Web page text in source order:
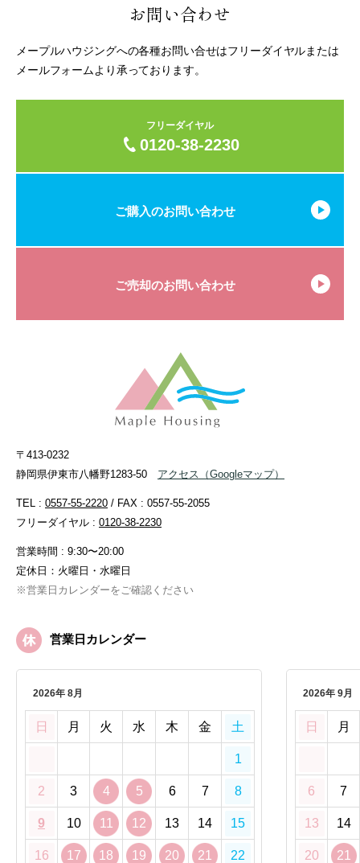
お問い合わせ
メープルハウジングへの各種お問い合せはフリーダイヤルまたは
メールフォームより承っております。
フリーダイヤル
0120-38-2230
ご購入のお問い合わせ
ご売却のお問い合わせ
〒413-0232
静岡県伊東市八幡野1283-50
アクセス （Googleマップ）
TEL : 0557-55-2220 / FAX : 0557-55-2055
フリーダイヤル : 0120-38-2230
営業時間 : 9:30〜20:00
定休日：火曜日・水曜日
※営業日カレンダーをご確認ください
営業日カレンダー
2026年 8月
日 月 火 水 木 金 土
1
2 3 4 5 6 7 8
9 10 11 12 13 14 15
16 17 18 19 20 21 22
2026年 9月
日 月
6 7
13 14
20 21